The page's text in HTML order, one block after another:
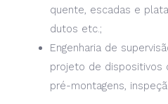
quente, escadas e
dutos etc.;
Engenharia de
projeto de dispositivos
pré-montagens,